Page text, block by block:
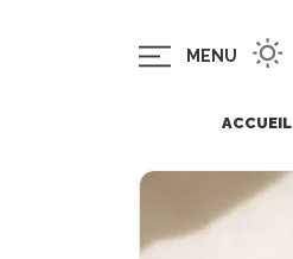
MENU
ACCUEIL